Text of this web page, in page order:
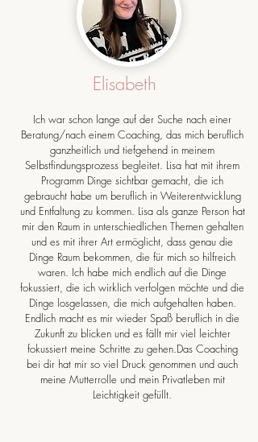
Elisabeth
Ich war schon lange auf der Suche nach einer
Beratung/nach einem Coaching, das mich beruflich
ganzheitlich und tiefgehend in meinem
Selbstfindungsprozess begleitet. Lisa hat mit ihrem
Programm Dinge sichtbar gemacht, die ich
gebraucht habe um beruflich in Weiterentwicklung
und Entfaltung zu kommen. Lisa als ganze Person hat
mir den Raum in unterschiedlichen Themen gehalten
und es mit ihrer Art ermöglicht, dass genau die
Dinge Raum bekommen, die für mich so hilfreich
waren. Ich habe mich endlich auf die Dinge
fokussiert, die ich wirklich verfolgen möchte und die
Dinge losgelassen, die mich aufgehalten haben.
Endlich macht es mir wieder Spaß beruflich in die
Zukunft zu blicken und es fällt mir viel leichter
fokussiert meine Schritte zu gehen.Das Coaching
bei dir hat mir so viel Druck genommen und auch
meine Mutterrolle und mein Privatleben mit
Leichtigkeit gefüllt.